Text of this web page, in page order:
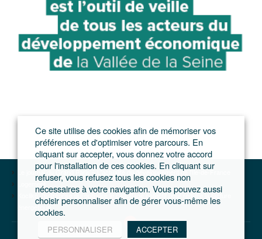
Le journal du Grand Paris – L'actualité du développement de l'Ile-de-France
Logement
Kocliko, l’entreprise qui optimise le chauffage collectif pour réduire la facture
énergétique
Ce site utilise des cookies afin de mémoriser vos
préférences et d'optimiser votre parcours. En
cliquant sur accepter, vous donnez votre accord
pour l'installation de ces cookies. En cliquant sur
refuser, vous refusez tous les cookies non
nécessaires à votre navigation. Vous pouvez aussi
choisir personnaliser afin de gérer vous-même les
cookies.
PERSONNALISER ACCEPTER